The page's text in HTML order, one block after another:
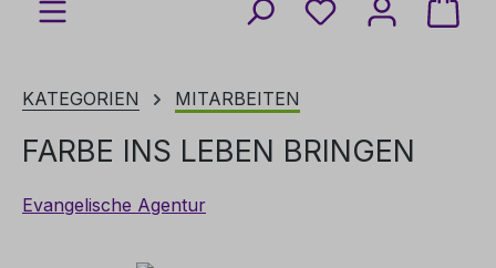
Du hast 0
KATEGORIEN MITARBEITEN
FARBE INS LEBEN BRINGEN
Evangelische Agentur